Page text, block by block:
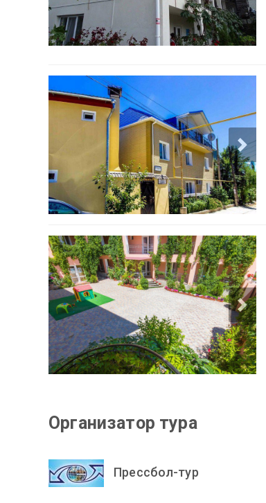
Организатор тура
Прессбол-тур